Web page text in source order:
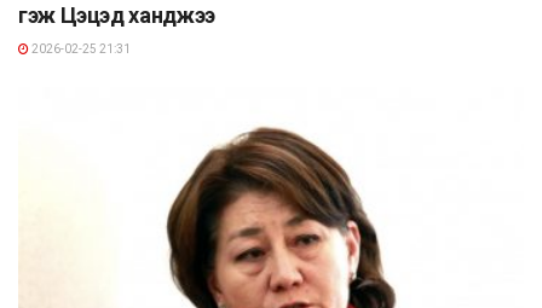
гэж Цэцэд ханджээ
2026-02-25 21:31